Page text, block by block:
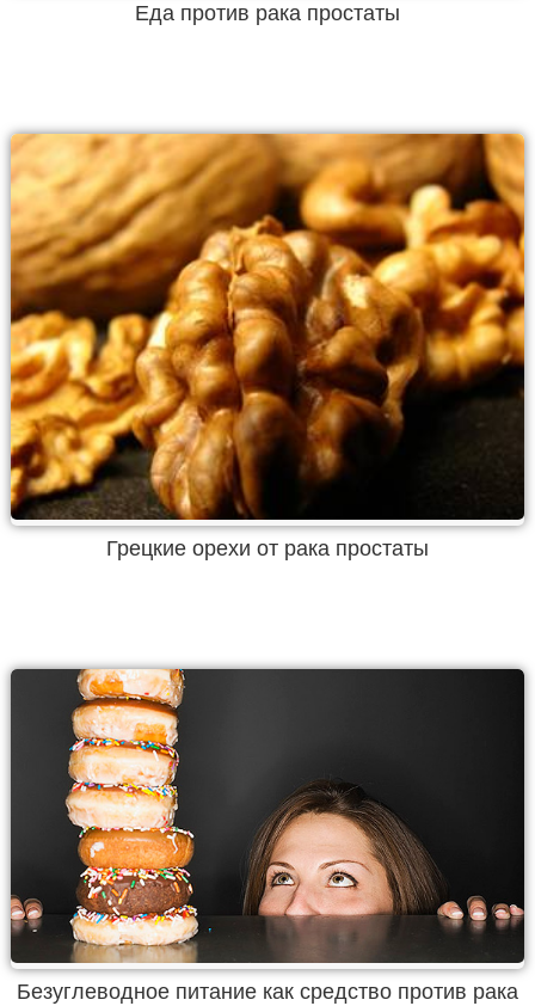
Еда против рака простаты
Грецкие орехи от рака простаты
Безуглеводное питание как средство против рака